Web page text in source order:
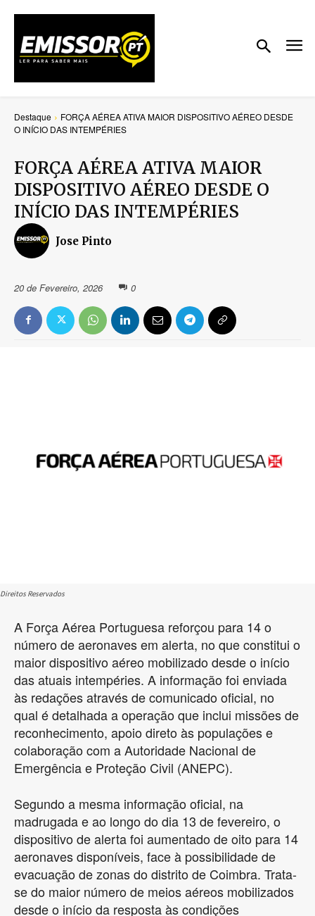
Destaque
FORÇA AÉREA ATIVA MAIOR DISPOSITIVO AÉREO DESDE
O INÍCIO DAS INTEMPÉRIES
FORÇA AÉREA ATIVA MAIOR
DISPOSITIVO AÉREO DESDE O
INÍCIO DAS INTEMPÉRIES
Jose Pinto
20 de Fevereiro, 2026 0
Direitos Reservados
A Força Aérea Portuguesa reforçou para 14 o
número de aeronaves em alerta, no que constitui o
maior dispositivo aéreo mobilizado desde o início
das atuais intempéries. A informação foi enviada
às redações através de comunicado oficial, no
qual é detalhada a operação que inclui missões de
reconhecimento, apoio direto às populações e
colaboração com a Autoridade Nacional de
Emergência e Proteção Civil (ANEPC).
Segundo a mesma informação oficial, na
madrugada e ao longo do dia 13 de fevereiro, o
dispositivo de alerta foi aumentado de oito para 14
aeronaves disponíveis, face à possibilidade de
evacuação de zonas do distrito de Coimbra. Trata-
se do maior número de meios aéreos mobilizados
desde o início da resposta às condições